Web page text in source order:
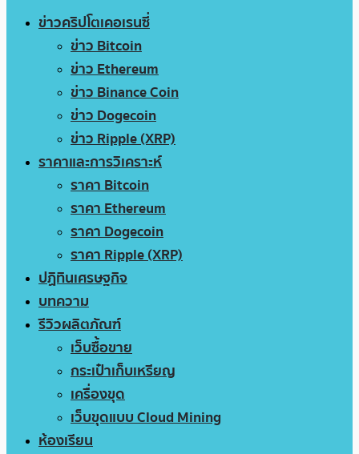
ข่าวคริปโตเคอเรนซี่
ข่าว Bitcoin
ข่าว Ethereum
ข่าว Binance Coin
ข่าว Dogecoin
ข่าว Ripple (XRP)
ราคาและการวิเคราะห์
ราคา Bitcoin
ราคา Ethereum
ราคา Dogecoin
ราคา Ripple (XRP)
ปฏิทินเศรษฐกิจ
บทความ
รีวิวผลิตภัณฑ์
เว็บซื้อขาย
กระเป๋าเก็บเหรียญ
เครื่องขุด
เว็บขุดแบบ Cloud Mining
ห้องเรียน